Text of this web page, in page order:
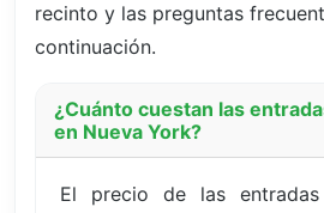
recinto y las preguntas
continuación.
¿Cuánto cuestan las
en Nueva York?
El precio de las